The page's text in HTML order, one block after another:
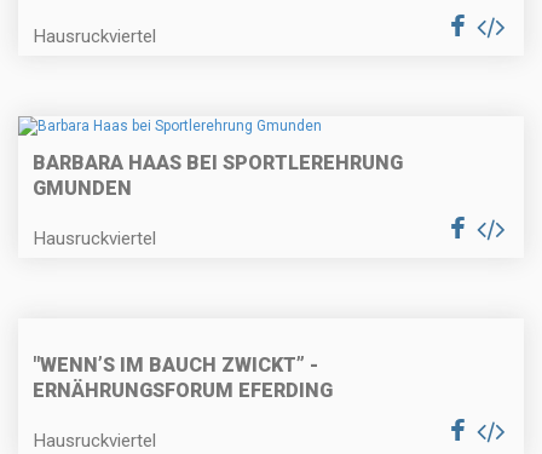
Hausruckviertel
BARBARA HAAS BEI SPORTLEREHRUNG
GMUNDEN
Hausruckviertel
"WENN’S IM BAUCH ZWICKT” -
ERNÄHRUNGSFORUM EFERDING
Hausruckviertel